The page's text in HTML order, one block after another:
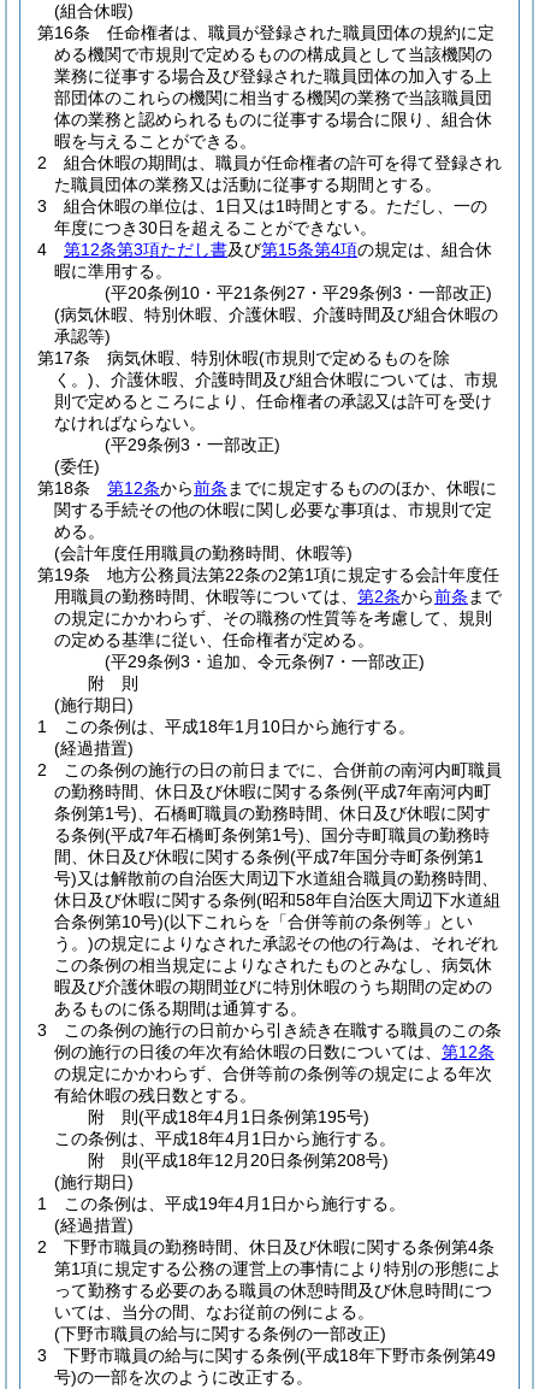
(組合休暇)
第16条
任命権者は、職員が登録された職員団体の規約に定
める機関で市規則で定めるものの構成員として当該機関の
業務に従事する場合及び登録された職員団体の加入する上
部団体のこれらの機関に相当する機関の業務で当該職員団
体の業務と認められるものに従事する場合に限り、組合休
暇を与えることができる。
2
組合休暇の期間は、職員が任命権者の許可を得て登録され
た職員団体の業務又は活動に従事する期間とする。
3
組合休暇の単位は、1日又は1時間とする。 ただし、一の
年度につき30日を超えることができない。
4
第12条第3項ただし書及び第15条第4項の規定は、組合休
暇に準用する。
(平20条例10・平21条例27・平29条例3・一部改正)
(病気休暇、特別休暇、介護休暇、介護時間及び組合休暇の
承認等)
第17条
病気休暇、特別休暇(市規則で定めるものを除
く。) 、介護休暇、介護時間及び組合休暇については、市規
則で定めるところにより、任命権者の承認又は許可を受け
なければならない。
(平29条例3・一部改正)
(委任)
第18条
第12条から前条 までに規定するもののほか、休暇に
関する手続その他の休暇に関し必要な事項は、市規則で定
める。
(会計年度任用職員の勤務時間、休暇等)
第19条
地方公務員法第22条の2第1項に規定する会計年度任
用職員の勤務時間、休暇等については、 第2条から前条 まで
の規定にかかわらず、その職務の性質等を考慮して、規則
の定める基準に従い、任命権者が定める。
(平29条例3・追加、令元条例7・一部改正)
附 則
(施行期日)
1
この条例は、平成18年1月10日から施行する。
(経過措置)
2
この条例の施行の日の前日までに、合併前の南河内町職員
の勤務時間、休日及び休暇に関する条例(平成7年南河内町
条例第1号) 、石橋町職員の勤務時間、休日及び休暇に関す
る条例(平成7年石橋町条例第1号) 、国分寺町職員の勤務時
間、休日及び休暇に関する条例(平成7年国分寺町条例第1
号)又は解散前の自治医大周辺下水道組合職員の勤務時間、
休日及び休暇に関する条例(昭和58年自治医大周辺下水道組
合条例第10号)(以下これらを「合併等前の条例等」とい
う。)の規定によりなされた承認その他の行為は、それぞれ
この条例の相当規定によりなされたものとみなし、病気休
暇及び介護休暇の期間並びに特別休暇のうち期間の定めの
あるものに係る期間は通算する。
3
この条例の施行の日前から引き続き在職する職員のこの条
例の施行の日後の年次有給休暇の日数については、 第12条
の規定にかかわらず、合併等前の条例等の規定による年次
有給休暇の残日数とする。
附 則(平成18年4月1日条例第195号)
この条例は、平成18年4月1日から施行する。
附 則(平成18年12月20日条例第208号)
(施行期日)
1
この条例は、平成19年4月1日から施行する。
(経過措置)
2
下野市職員の勤務時間、休日及び休暇に関する条例第4条
第1項に規定する公務の運営上の事情により特別の形態によ
って勤務する必要のある職員の休憩時間及び休息時間につ
いては、当分の間、なお従前の例による。
(下野市職員の給与に関する条例の一部改正)
3
下野市職員の給与に関する条例(平成18年下野市条例第49
号)の一部を次のように改正する。